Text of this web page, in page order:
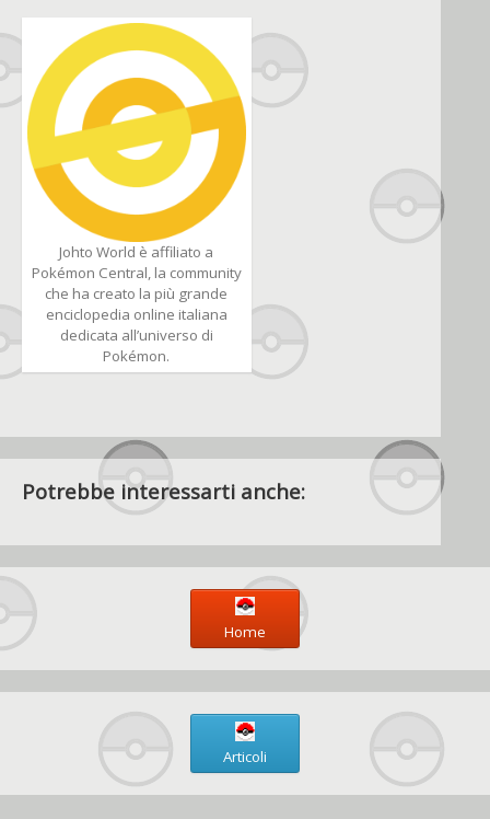
Johto World è affiliato a
Pokémon Central, la community
che ha creato la più grande
enciclopedia online italiana
dedicata all’universo di
Pokémon.
Potrebbe interessarti anche:
Home
Articoli